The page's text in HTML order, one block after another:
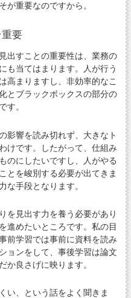
が重要なのですから。
要
出すことの重要性は、業務の
も当てはまります。人が行う
高まりますし、非効率的なこ
とブラックボックスの部分の
す。
影響を読み切れず、大きなト
けです。したがって、仕組み
のにしたいですし、人がやる
とを峻別する必要が出てきま
な手段となります。
を見出す力を養う必要があり
進めたいところです。私の目
前学習では事前に資料を読み
ョンをして、事後学習は論文
か良さげに映ります。
い、という話をよく聞きま